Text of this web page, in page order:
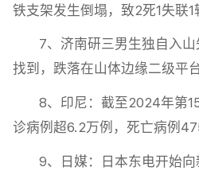
铁支架发生倒塌，致2死1失联1
7、济南研三男生独自入
找到，跌落在山体边缘二级平
8、印尼：截至2024年第
诊病例超6.2万例，死亡病例
9、日媒：日本东电开始